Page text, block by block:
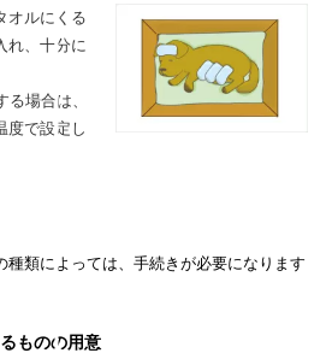
オルにくる
、 十分に
場合は、
度で設定し
種類によっては、手続きが必要になります
ものの用意